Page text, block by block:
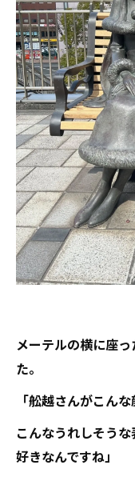
メーテルの横に座
た。
「舩越さんがこん
こんなうれしそう
好きなんですね」